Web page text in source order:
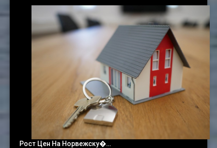
Рост Цен На Норвежску�…